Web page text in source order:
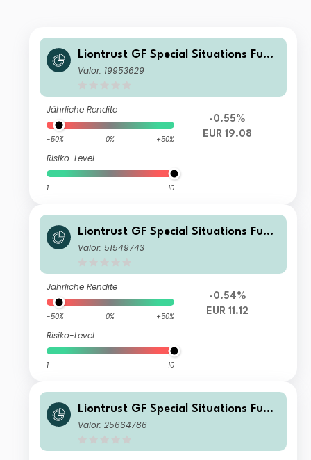
Liontrust GF Special Situations Fund
A1 Acc EUR
Valor: 19953629
Jährliche Rendite
-50% 0% +50%
Risiko-Level
1 10
-0.55%
EUR 19.08
Liontrust GF Special Situations Fund
A3 Acc EUR
Valor: 51549743
Jährliche Rendite
-50% 0% +50%
Risiko-Level
1 10
-0.54%
EUR 11.12
Liontrust GF Special Situations Fund
C7 Institutional Acc GBP
Valor: 25664786